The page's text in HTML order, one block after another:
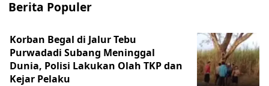
Berita Populer
Korban Begal di Jalur Tebu
Purwadadi Subang Meninggal
Dunia, Polisi Lakukan Olah TKP dan
Kejar Pelaku